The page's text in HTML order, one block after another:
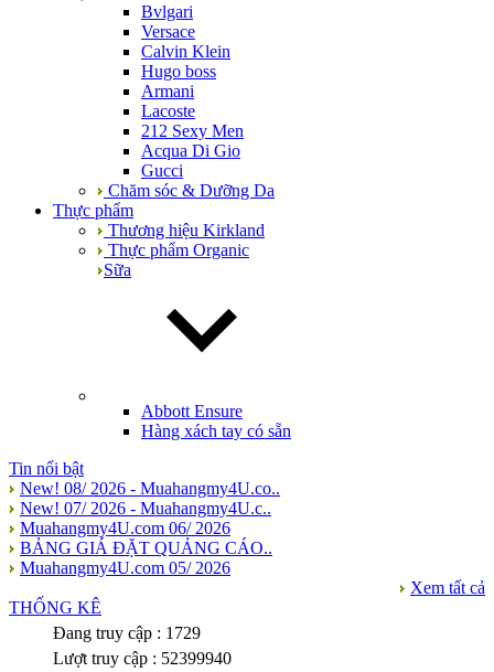
Bvlgari
Versace
Calvin Klein
Hugo boss
Armani
Lacoste
212 Sexy Men
Acqua Di Gio
Gucci
Chăm sóc & Dưỡng Da
Thực phẩm
Thương hiệu Kirkland
Thực phẩm Organic
Sữa
Abbott Ensure
Hàng xách tay có sẵn
Tin nổi bật
New! 08/ 2026 - Muahangmy4U.co..
New! 07/ 2026 - Muahangmy4U.c..
Muahangmy4U.com 06/ 2026
BẢNG GIÁ ĐẶT QUẢNG CÁO..
Muahangmy4U.com 05/ 2026
Xem tất cả
THỐNG KÊ
Đang truy cập : 1729
Lượt truy cập : 52399940